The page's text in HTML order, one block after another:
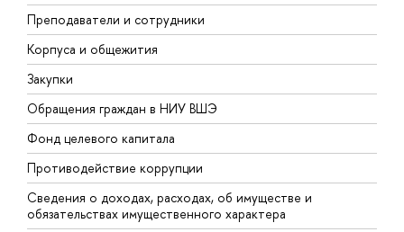
Преподаватели и сотрудники
Корпуса и общежития
Закупки
Обращения граждан в НИУ ВШЭ
Фонд целевого капитала
Противодействие коррупции
Сведения о доходах, расходах, об имуществе и
обязательствах имущественного характера